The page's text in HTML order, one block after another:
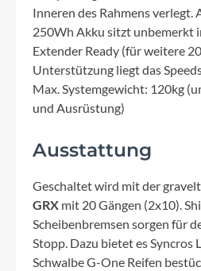
Inneren des Rahmens verlegt.
250Wh Akku sitzt unbemerkt
Extender Ready (für weitere
Unterstützung liegt das
Max. Systemgewicht: 120kg
und Ausrüstung)
Ausstattung
Geschaltet wird mit der
GRX mit 20 Gängen (2x10).
Scheibenbremsen sorgen für
Stopp. Dazu bietet es Syncros
Schwalbe G-One Reifen